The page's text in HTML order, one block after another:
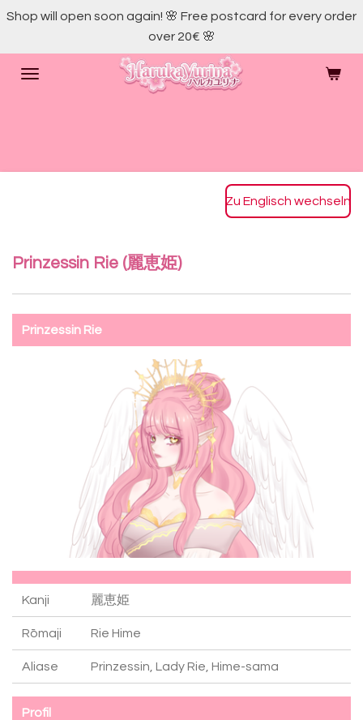
Skip
main
content
Shop will open soon again! 🌸 Free postcard for every order
over 20€ 🌸
Zu Englisch wechseln
Prinzessin Rie (麗恵姫)
Prinzessin Rie
Kanji 麗恵姫
Rōmaji Rie Hime
Aliase Prinzessin, Lady Rie, Hime-sama
Profil